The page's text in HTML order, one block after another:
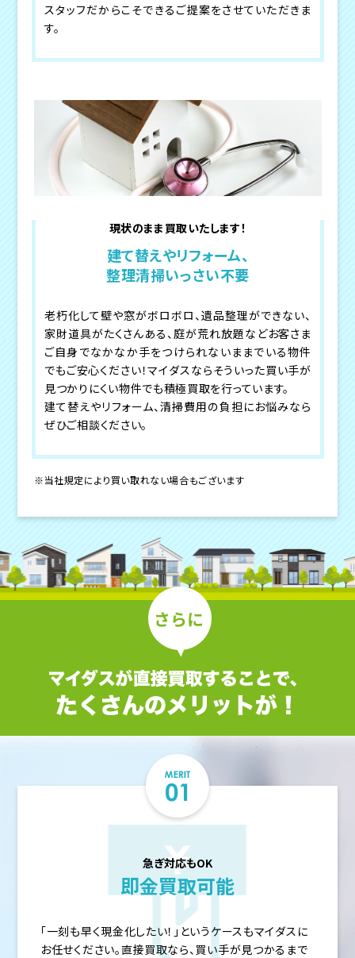
スタッフだからこそできるご提案をさせていただきま
す。
現状のまま買取いたします！
建て替えやリフォーム、
整理清掃いっさい不要
老朽化して壁や窓がボロボロ、遺品整理ができない、
家財道具がたくさんある、庭が荒れ放題などお客さま
ご自身でなかなか手をつけられないままでいる物件
でもご安心ください！マイダスならそういった買い手が
見つかりにくい物件でも積極買取を行っています。
建て替えやリフォーム、清掃費用の負担にお悩みなら
ぜひご相談ください。
※当社規定により買い取れない場合もございます
急ぎ対応もOK
即金買取可能
「一刻も早く現金化したい！」というケースもマイダスに
お任せください。直接買取なら、買い手が見つかるまで